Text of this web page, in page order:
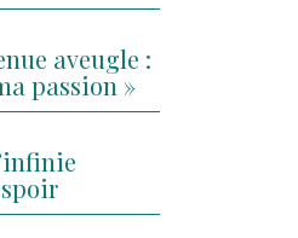
aveugle :
passion »